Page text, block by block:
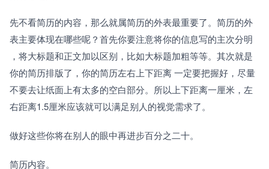
先不看简历的内容，那么就属简历的外表最重要了。简历的外
表主要体现在哪些呢？首先你要注意将你的信息写的主次分明
，将大标题和正文加以区别，比如大标题加粗等等。其次就是
你的简历排版了，你的简历左右上下距离 一定要把握好，尽量
不要去让纸面上有太多的空白部分。所以上下距离一厘米，左
右距离1.5厘米应该就可以满足别人的视觉需求了。
做好这些你将在别人的眼中再进步百分之二十。
简历内容。